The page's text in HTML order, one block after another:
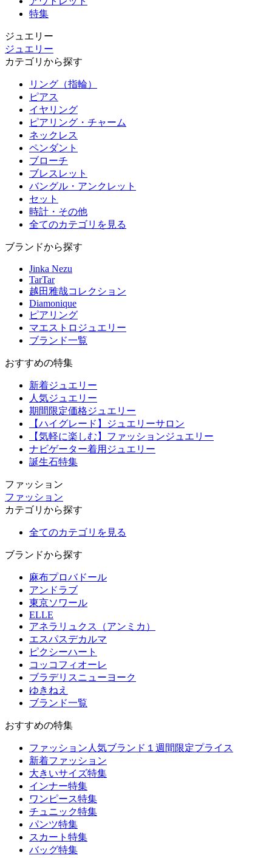
特集
ジュエリー
ジュエリー
カテゴリから探す
リング（指輪）
ピアス
イヤリング
ピアリング・チャーム
ネックレス
ペンダント
ブローチ
ブレスレット
バングル・アンクレット
セット
時計・その他
全てのカテゴリを見る
ブランドから探す
Jinka Nezu
TarTar
越田雅哉コレクション
Diamonique
ピアリング
マエストロジュエリー
ブランド一覧
おすすめの特集
新着ジュエリー
人気ジュエリー
期間限定価格ジュエリー
【ハイグレード】ジュエリーサロン
【気軽に楽しむ】ファッションジュエリー
ナビゲーター着用ジュエリー
誕生石特集
ファッション
ファッション
カテゴリから探す
全てのカテゴリを見る
ブランドから探す
麻布プロバドール
アンドラブ
東京ソワール
ELLE
アネラリュクス（アンミカ）
エスパスデカルマ
ピクシーハート
コッコフィオーレ
ブラデリスニューヨーク
ゆきねえ
ブランド一覧
おすすめの特集
ファッション人気ブランド１週間限定プライス
新着ファッション
大きいサイズ特集
インナー特集
ワンピース特集
チュニック特集
パンツ特集
スカート特集
バッグ特集